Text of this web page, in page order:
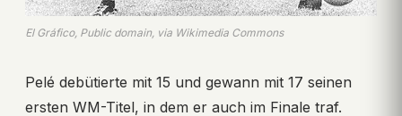
El Gráfico, Public domain, via Wikimedia Commons
Pelé debütierte mit 15 und gewann mit 17 seinen
ersten WM-Titel, in dem er auch im Finale traf.